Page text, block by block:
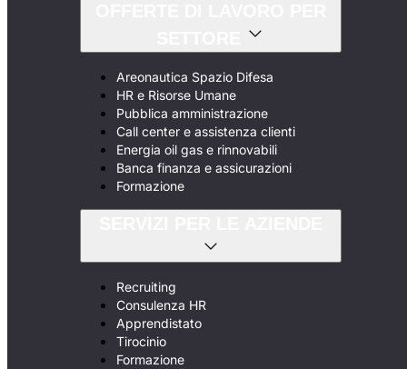
Areonautica Spazio Difesa
HR e Risorse Umane
Pubblica amministrazione
Call center e assistenza clienti
Energia oil gas e rinnovabili
Banca finanza e assicurazioni
Formazione
Recruiting
Consulenza HR
Apprendistato
Tirocinio
Formazione